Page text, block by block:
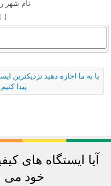
نام شهر
↓
یا به ما اجازه دهید نزدیکترین
پیدا کنیم
آیا ایستگاه های
خود می